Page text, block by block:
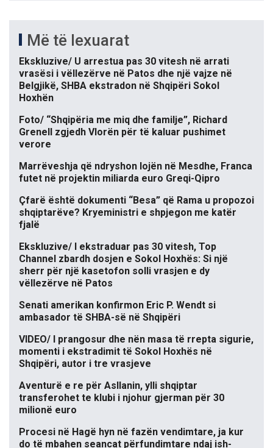
Më të lexuarat
Ekskluzive/ U arrestua pas 30 vitesh në arrati
vrasësi i vëllezërve në Patos dhe një vajze në
Belgjikë, SHBA ekstradon në Shqipëri Sokol
Hoxhën
Foto/ “Shqipëria me miq dhe familje”, Richard
Grenell zgjedh Vlorën për të kaluar pushimet
verore
Marrëveshja që ndryshon lojën në Mesdhe, Franca
futet në projektin miliarda euro Greqi-Qipro
Çfarë është dokumenti “Besa” që Rama u propozoi
shqiptarëve? Kryeministri e shpjegon me katër
fjalë
Ekskluzive/ I ekstraduar pas 30 vitesh, Top
Channel zbardh dosjen e Sokol Hoxhës: Si një
sherr për një kasetofon solli vrasjen e dy
vëllezërve në Patos
Senati amerikan konfirmon Eric P. Wendt si
ambasador të SHBA-së në Shqipëri
VIDEO/ I prangosur dhe nën masa të rrepta sigurie,
momenti i ekstradimit të Sokol Hoxhës në
Shqipëri, autor i tre vrasjeve
Aventurë e re për Asllanin, ylli shqiptar
transferohet te klubi i njohur gjerman për 30
milionë euro
Procesi në Hagë hyn në fazën vendimtare, ja kur
do të mbahen seancat përfundimtare ndaj ish-